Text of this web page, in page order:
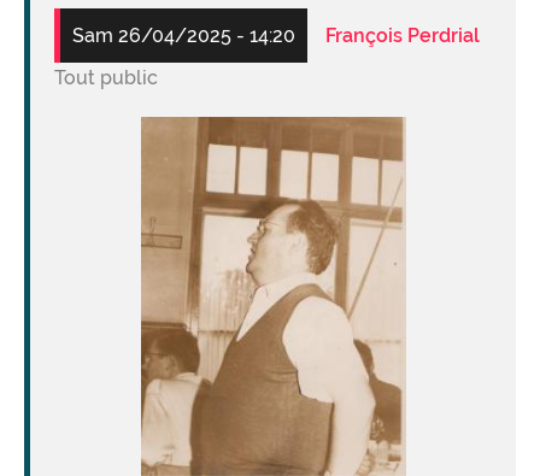
Sam 26/04/2025 - 14:20
François Perdrial
Tout public